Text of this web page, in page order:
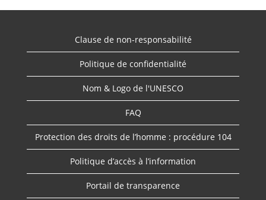
Clause de non-responsabilité
Politique de confidentialité
Nom & Logo de l'UNESCO
FAQ
Protection des droits de l’homme : procédure 104
Politique d’accès à l’information
Portail de transparence